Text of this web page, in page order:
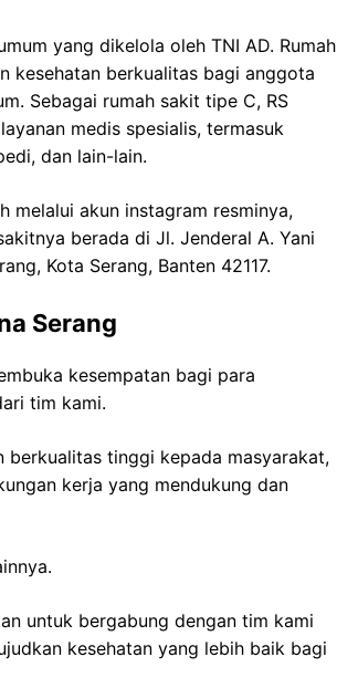
yang dikelola oleh TNI AD. Rumah
kesehatan berkualitas bagi anggota
Sebagai rumah sakit tipe C, RS
medis spesialis, termasuk
dan lain-lain.
melalui akun instagram resminya,
berada di Jl. Jenderal A. Yani
Kota Serang, Banten 42117.
Serang
kesempatan bagi para
tim kami.
berkualitas tinggi kepada masyarakat,
kerja yang mendukung dan
untuk bergabung dengan tim kami
kesehatan yang lebih baik bagi